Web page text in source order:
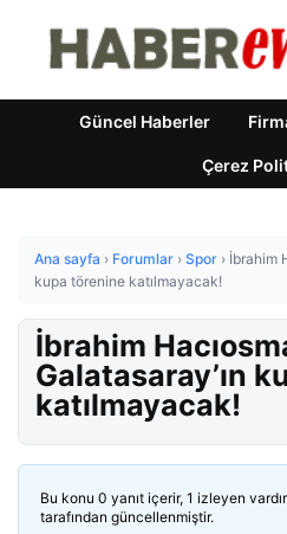
Güncel Haberler
Çerez
Ana sayfa › Forumlar › Spor › İbrahim
kupa törenine katılmayacak!
İbrahim
Galatasaray’ın
katılmayacak!
Bu konu 0 yanıt içerir, 1 izleyen
tarafından güncellenmiştir.